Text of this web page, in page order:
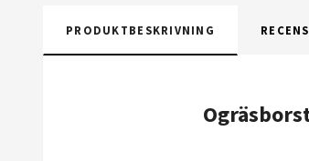
PRODUKTBESKRIVNING